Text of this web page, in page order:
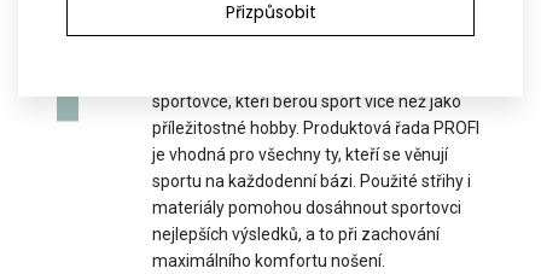
Přizpůsobit
Dámská běžecká bunda s kapucí NUVO
3 099 Kč
P PROFI
sportovce, kteří berou sport více než jako
příležitostné hobby. Produktová řada PROFI
je vhodná pro všechny ty, kteří se věnují
sportu na každodenní bázi. Použité střihy i
materiály pomohou dosáhnout sportovci
nejlepších výsledků, a to při zachování
maximálního komfortu nošení.